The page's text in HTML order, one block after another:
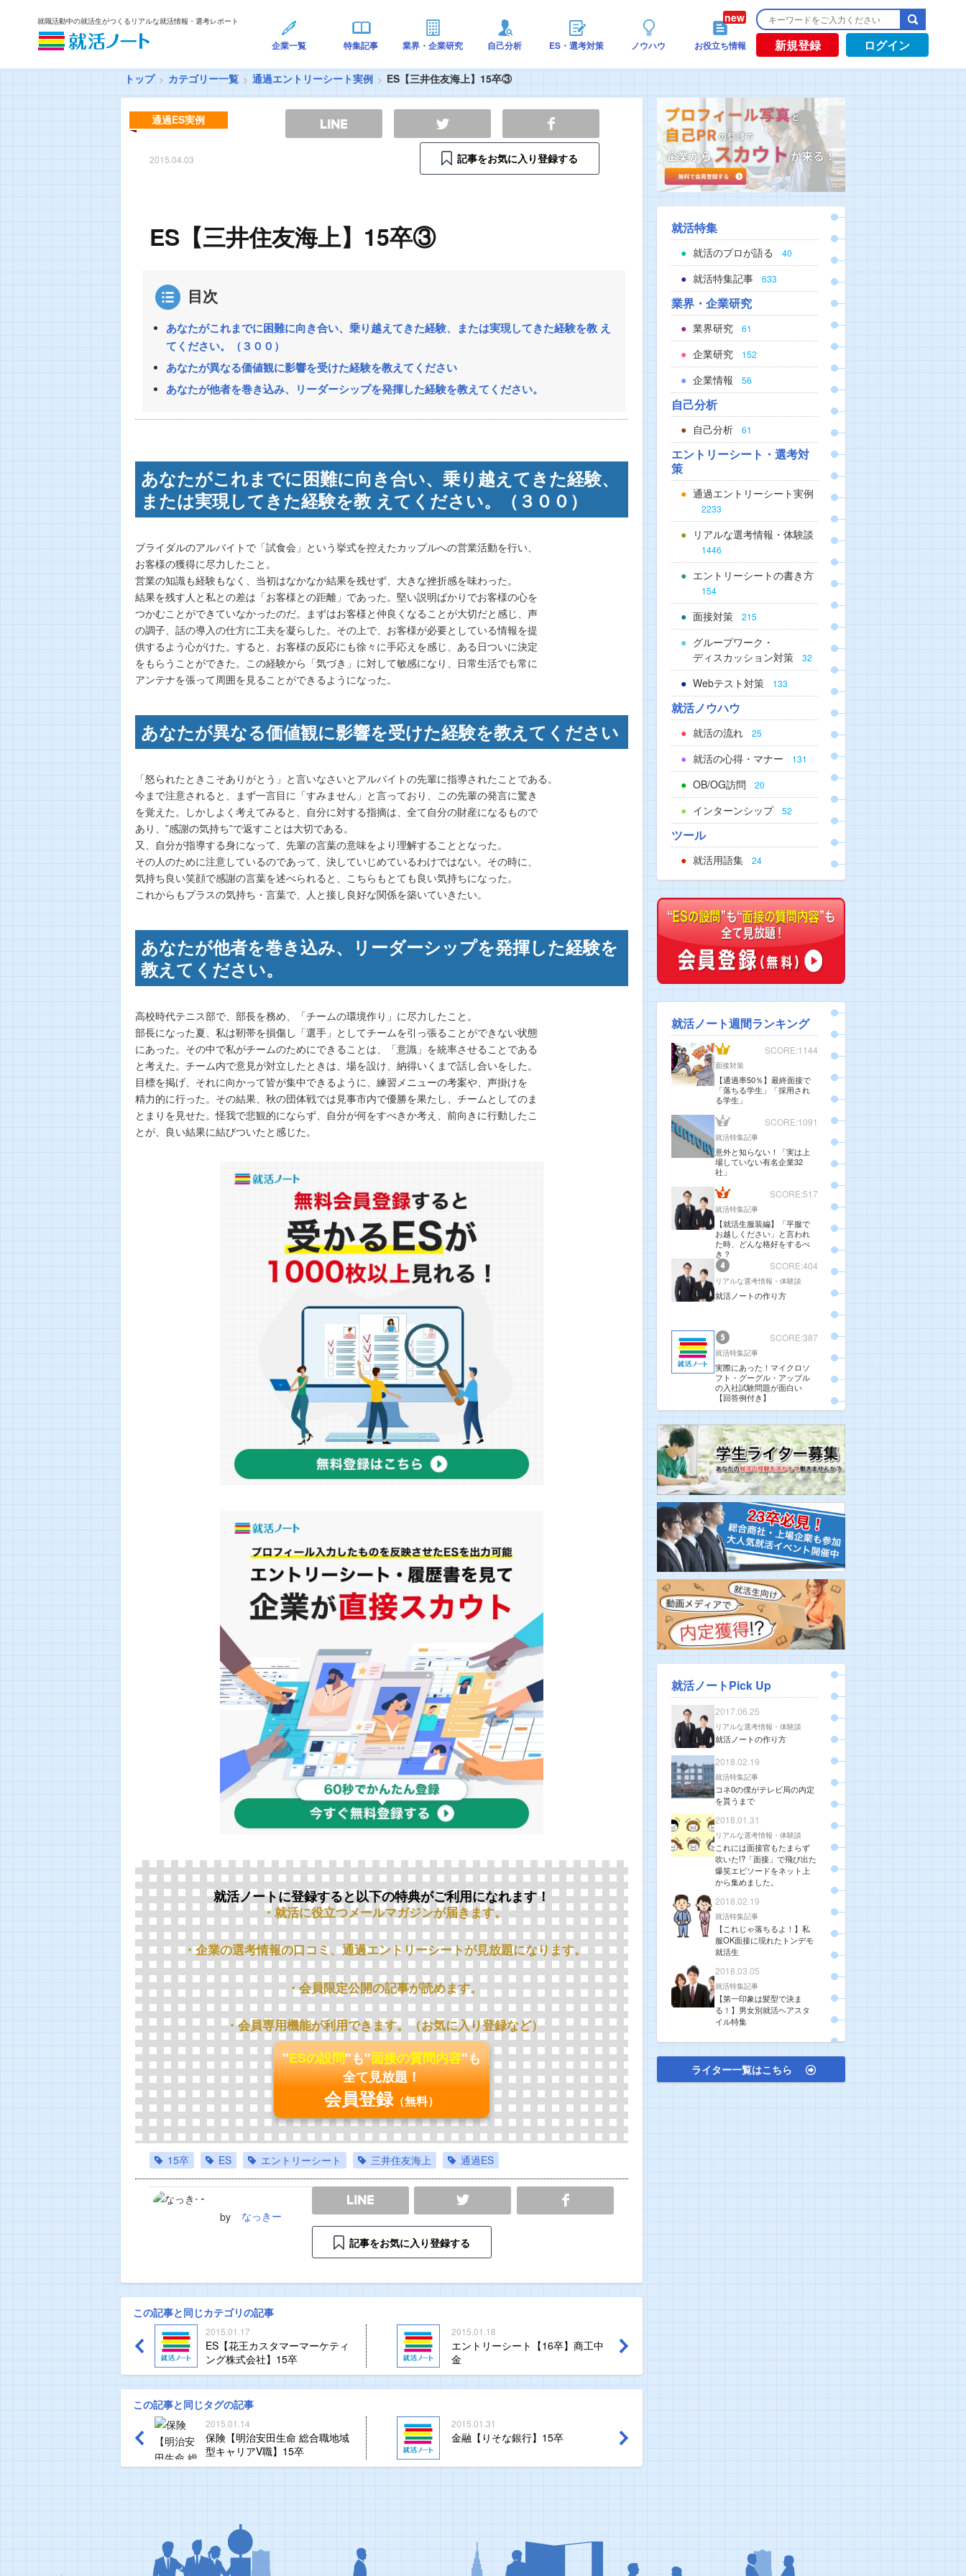
就職活動中の就活生がつくるリアルな就活情報・選考レポート
企業一覧 特集記事 業界・企業研究 自己分析 ES・選考対策 ノウハウ お役立ち情報 新規登録 ログイン
トップ カテゴリー一覧 通過エントリーシート実例 ES【三井住友海上】15卒③
通過ES実例
2015.04.03 記事をお気に入り登録する
ES【三井住友海上】15卒③
目次
あなたがこれまでに困難に向き合い、乗り越えてきた経験、または実現してきた経験を教 え
てください。（３００）
あなたが異なる価値観に影響を受けた経験を教えてください
あなたが他者を巻き込み、リーダーシップを発揮した経験を教えてください。
あなたがこれまでに困難に向き合い、乗り越えてきた経験、
または実現してきた経験を教 えてください。（３００）
ブライダルのアルバイトで「試食会」という挙式を控えたカップルへの営業活動を行い、
お客様の獲得に尽力したこと。
営業の知識も経験もなく、当初はなかなか結果を残せず、大きな挫折感を味わった。
結果を残す人と私との差は「お客様との距離」であった。堅い説明ばかりでお客様の心を
つかむことができていなかったのだ。まずはお客様と仲良くなることが大切だと感じ、声
の調子、話の導入の仕方に工夫を凝らした。その上で、お客様が必要としている情報を提
供するよう心がけた。すると、お客様の反応にも徐々に手応えを感じ、ある日ついに決定
をもらうことができた。この経験から「気づき」に対して敏感になり、日常生活でも常に
アンテナを張って周囲を見ることができるようになった。
あなたが異なる価値観に影響を受けた経験を教えてください
「怒られたときこそありがとう」と言いなさいとアルバイトの先輩に指導されたことである。
今まで注意されると、まず一言目に「すみません」と言っており、この先輩の発言に驚き
を覚えた。しかしよく考えてみると、自分に対する指摘は、全て自分の財産になるもので
あり、”感謝の気持ち”で返すことは大切である。
又、自分が指導する身になって、先輩の言葉の意味をより理解することとなった。
その人のために注意しているのであって、決していじめているわけではない。その時に、
気持ち良い笑顔で感謝の言葉を述べられると、こちらもとても良い気持ちになった。
これからもプラスの気持ち・言葉で、人と接し良好な関係を築いていきたい。
あなたが他者を巻き込み、リーダーシップを発揮した経験を
教えてください。
高校時代テニス部で、部長を務め、「チームの環境作り」に尽力したこと。
部長になった夏、私は靭帯を損傷し「選手」としてチームを引っ張ることができない状態
にあった。その中で私がチームのためにできることは、「意識」を統率させることである
と考えた。チーム内で意見が対立したときは、場を設け、納得いくまで話し合いをした。
目標を掲げ、それに向かって皆が集中できるように、練習メニューの考案や、声掛けを
精力的に行った。その結果、秋の団体戦では見事市内で優勝を果たし、チームとしてのま
とまりを見せた。怪我で悲観的にならず、自分が何をすべきか考え、前向きに行動したこ
とが、良い結果に結びついたと感じた。
就活ノートに登録すると以下の特典がご利用になれます！
・就活に役立つメールマガジンが届きます。
・企業の選考情報の口コミ、通過エントリーシートが見放題になります。
・会員限定公開の記事が読めます。
・会員専用機能が利用できます。（お気に入り登録など）
"ESの設問"も"面接の質問内容"も
全て見放題！
会員登録（無料）
15卒 ES エントリーシート 三井住友海上 通過ES
by なっきー
LINE SHARE
記事をお気に入り登録する
この記事と同じカテゴリの記事
2015.01.17
ES【花王カスタマーマーケティ
ング株式会社】15卒
2015.01.18
エントリーシート【16卒】商工中
金
この記事と同じタグの記事
2015.01.14
保険【明治安田生命 総合職地域
型キャリアV職】15卒
2015.01.31
金融【りそな銀行】15卒
就活特集
就活のプロが語る 40
就活特集記事 633
業界・企業研究
業界研究 61
企業研究 152
企業情報 56
自己分析
自己分析 61
エントリーシート・選考対
策
通過エントリーシート実例
2233
リアルな選考情報・体験談
1446
エントリーシートの書き方
154
面接対策 215
グループワーク・
ディスカッション対策
32
Webテスト対策 133
就活ノウハウ
就活の流れ 25
就活の心得・マナー 131
OB/OG訪問 20
インターンシップ 52
ツール
就活用語集 24
就活ノート週間ランキング
SCORE:1144
面接対策
【通過率50％】最終面接で
「落ちる学生」「採用され
る学生」
SCORE:1091
就活特集記事
意外と知らない！「実は上
場していない有名企業32
社」
SCORE:517
就活特集記事
【就活生服装編】「平服で
お越しください」と言われ
た時、どんな格好をするべ
き？
SCORE:404
リアルな選考情報・体験談
就活ノートの作り方
SCORE:387
就活特集記事
実際にあった！マイクロソ
フト・グーグル・アップル
の入社試験問題が面白い
【回答例付き】
就活ノートPick Up
2017.06.25
リアルな選考情報・体験談
就活ノートの作り方
2018.02.19
就活特集記事
コネ0の僕がテレビ局の内定
を貰うまで
2018.01.31
リアルな選考情報・体験談
これには面接官もたまらず
吹いた!?「面接」で飛び出た
爆笑エピソードをネット上
から集めました。
2018.02.19
就活特集記事
【これじゃ落ちるよ！】私
服OK面接に現れたトンデモ
就活生
2018.03.05
就活特集記事
【第一印象は髪型で決ま
る！】男女別就活ヘアスタ
イル特集
ライター一覧はこちら